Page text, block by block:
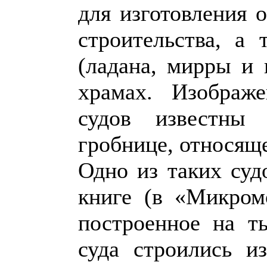
для изготовления
строительства, а
(ладана, мирры и
храмах.
судов
гробнице,
Одно из таких
книге (в
построенное на
суда строились